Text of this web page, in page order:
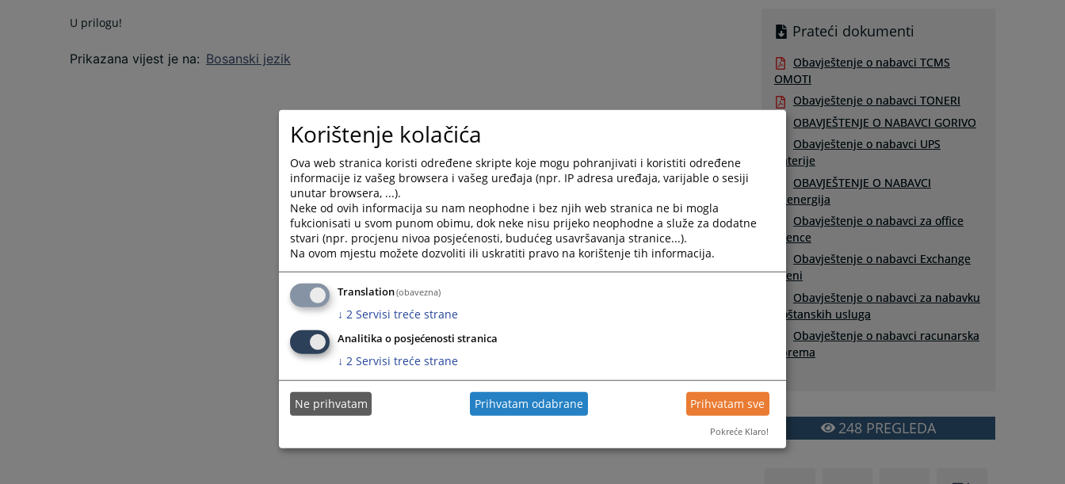
U prilogu!
Prikazana vijest je na: Bosanski jezik
Prateći dokumenti
Obavještenje o nabavci TCMS
OMOTI
Obavještenje o nabavci TONERI
OBAVJEŠTENJE O NABAVCI GORIVO
Obavještenje o nabavci UPS
baterije
OBAVJEŠTENJE O NABAVCI
el.energija
Obavještenje o nabavci za office
licence
Obavještenje o nabavci Exchange
liceni
Obavještenje o nabavci za nabavku
poštanskih usluga
Obavještenje o nabavci racunarska
oprema
248PREGLEDA
Korištenje kolačića
Ova web stranica koristi određene skripte koje mogu pohranjivati i koristiti određene
informacije iz vašeg browsera i vašeg uređaja (npr. IP adresa uređaja, varijable o sesiji
unutar browsera, ...).
Neke od ovih informacija su nam neophodne i bez njih web stranica ne bi mogla
fukcionisati u svom punom obimu, dok neke nisu prijeko neophodne a služe za dodatne
stvari (npr. procjenu nivoa posjećenosti, budućeg usavršavanja stranice...).
Na ovom mjestu možete dozvoliti ili uskratiti pravo na korištenje tih informacija.
Translation(obavezna)
↓ 2 Servisi treće strane
Analitika o posjećenosti stranica
↓ 2 Servisi treće strane
Ne prihvatam Prihvatam odabrane Prihvatam sve
Pokreće Klaro!